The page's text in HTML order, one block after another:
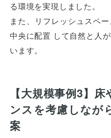
る環境を実現しました。
また、リフレッシュスペ
中央に配置 して自然と人
います。
【大規模事例3】
ンスを考慮しなが
案